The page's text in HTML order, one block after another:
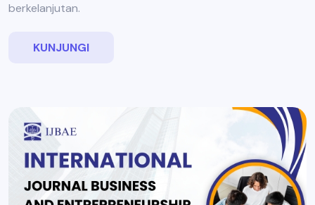
berkelanjutan.
KUNJUNGI